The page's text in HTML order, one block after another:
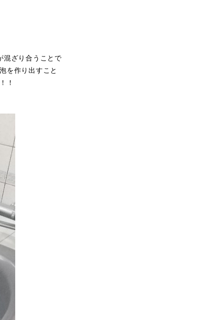
混ざり合うことで
を作り出すこと
！